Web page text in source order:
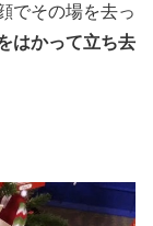
でその場を去っ
はかって立ち去